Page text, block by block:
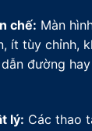
chế: Màn
ít tùy chỉnh,
đường
lý: Các thao